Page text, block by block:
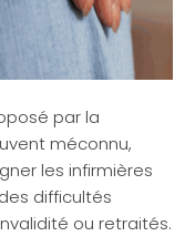
par la
méconnu,
les infirmières
difficultés
ou retraités.